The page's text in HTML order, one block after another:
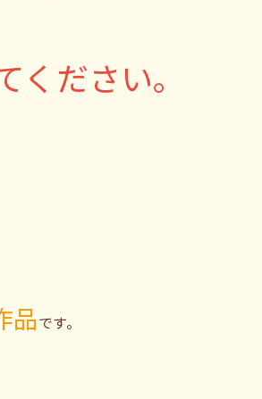
ださい。
品です。